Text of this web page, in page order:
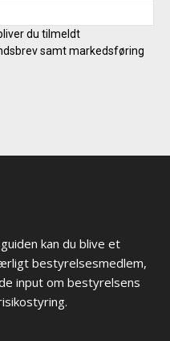
du tilmeldt
samt markedsføring
kan du blive et
bestyrelsesmedlem,
input om bestyrelsens